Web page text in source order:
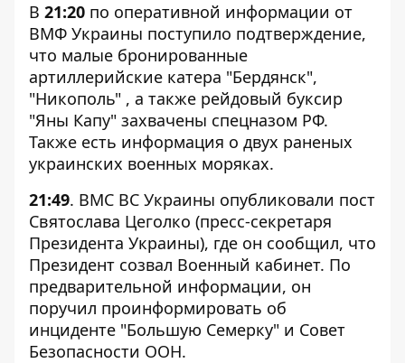
В 21:20 по оперативной информации от
ВМФ Украины поступило подтверждение,
что малые бронированные
артиллерийские катера "Бердянск",
"Никополь" , а также рейдовый буксир
"Яны Капу" захвачены спецназом РФ.
Также есть информация о двух раненых
украинских военных моряках.
21:49. ВМС ВС Украины опубликовали пост
Святослава Цеголко (пресс-секретаря
Президента Украины), где он сообщил, что
Президент созвал Военный кабинет. По
предварительной информации, он
поручил проинформировать об
инциденте "Большую Семерку" и Совет
Безопасности ООН.